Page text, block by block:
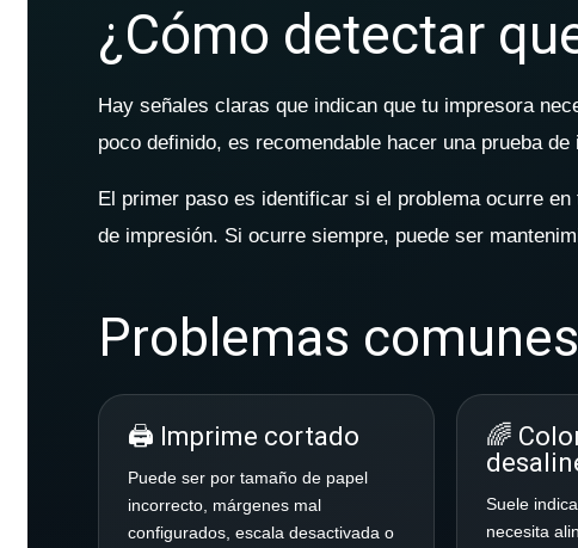
¿Cómo detectar
Hay señales claras que indican que tu impresora
poco definido, es recomendable hacer una prueba
El primer paso es identificar si el problema ocurre
de impresión. Si ocurre siempre, puede ser
Problemas
🖨️ Imprime cortado
Puede ser por tamaño de papel
incorrecto, márgenes mal
configurados, escala desactivada o
🌈
Suele
necesita